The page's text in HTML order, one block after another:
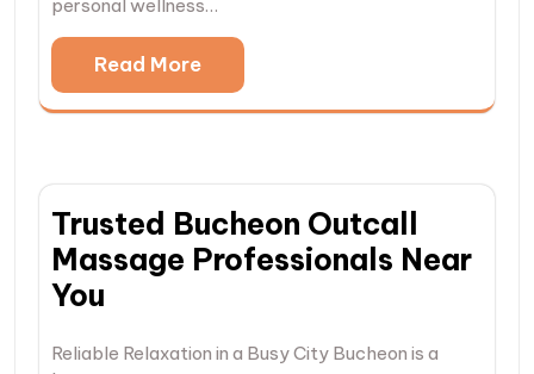
personal wellness…
Read More
Trusted Bucheon Outcall
Massage Professionals Near
You
Reliable Relaxation in a Busy City Bucheon is a